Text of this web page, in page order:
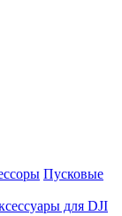
Пусковые
для DJI